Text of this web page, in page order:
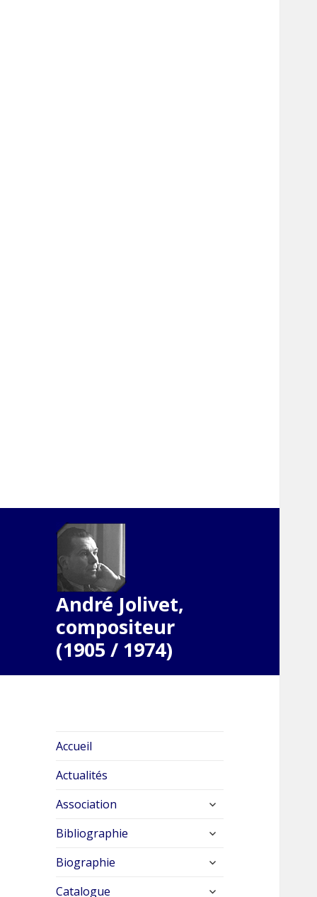
André Jolivet,
compositeur
(1905 / 1974)
Accueil
Actualités
Association
ouvrir
sous-
Bibliographie
ouvrir
sous-
Biographie
ouvrir
sous-
Catalogue
ouvrir